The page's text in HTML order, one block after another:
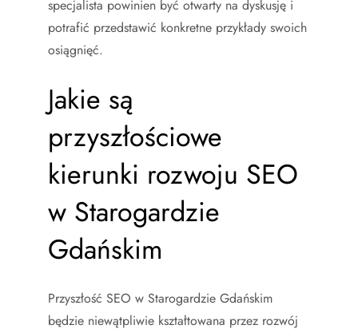
specjalista powinien być otwarty na dyskusję i
potrafić przedstawić konkretne przykłady swoich
osiągnięć.
Jakie są
przyszłościowe
kierunki rozwoju SEO
w Starogardzie
Gdańskim
Przyszłość SEO w Starogardzie Gdańskim
będzie niewątpliwie kształtowana przez rozwój